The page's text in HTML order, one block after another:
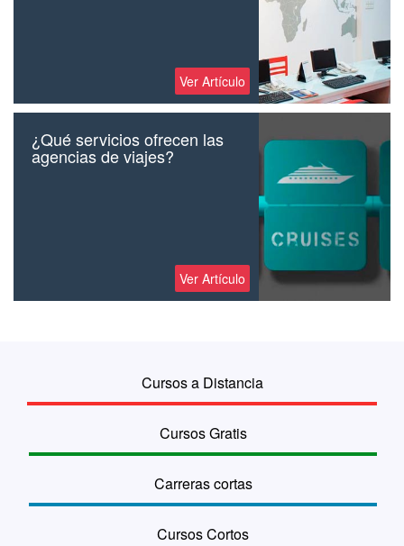
Ver Artículo
¿Qué servicios ofrecen las
agencias de viajes?
Ver Artículo
Cursos a Distancia
Cursos Gratis
Carreras cortas
Cursos Cortos